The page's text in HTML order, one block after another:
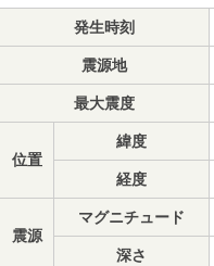
発生時刻
震源地
最大震度
位置
緯度
経度
震源
マグニチュード
深さ